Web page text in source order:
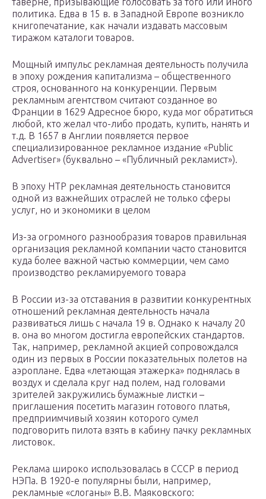
политика. Едва в 15 в. в Западной Европе возникло
книгопечатание, как начали издавать массовым
тиражом каталоги товаров.
Мощный импульс рекламная деятельность получила
в эпоху рождения капитализма – общественного
строя, основанного на конкуренции. Первым
рекламным агентством считают созданное во
Франции в 1629 Адресное бюро, куда мог обратиться
любой, кто желал что-либо продать, купить, нанять и
т.д. В 1657 в Англии появляется первое
специализированное рекламное издание «Public
Advertiser» (буквально – «Публичный рекламист»).
В эпоху НТР рекламная деятельность становится
одной из важнейших отраслей не только сферы
услуг, но и экономики в целом
Из-за огромного разнообразия товаров правильная
организация рекламной компании часто становится
куда более важной частью коммерции, чем само
производство рекламируемого товара
В России из-за отставания в развитии конкурентных
отношений рекламная деятельность начала
развиваться лишь с начала 19 в. Однако к началу 20
в. она во многом достигла европейских стандартов.
Так, например, рекламной акцией сопровождался
один из первых в России показательных полетов на
аэроплане. Едва «летающая этажерка» поднялась в
воздух и сделала круг над полем, над головами
зрителей закружились бумажные листки –
приглашения посетить магазин готового платья,
предприимчивый хозяин которого сумел
подговорить пилота взять в кабину пачку рекламных
листовок.
Реклама широко использовалась в СССР в период
НЭПа. В 1920-е популярны были, например,
рекламные «слоганы» В.В. Маяковского: